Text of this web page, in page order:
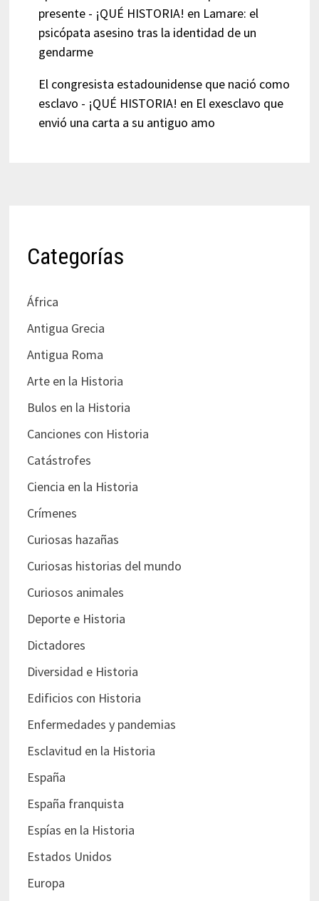
presente - ¡QUÉ HISTORIA! en Lamare: el
psicópata asesino tras la identidad de un
gendarme
El congresista estadounidense que nació como
esclavo - ¡QUÉ HISTORIA! en El exesclavo que
envió una carta a su antiguo amo
Categorías
África
Antigua Grecia
Antigua Roma
Arte en la Historia
Bulos en la Historia
Canciones con Historia
Catástrofes
Ciencia en la Historia
Crímenes
Curiosas hazañas
Curiosas historias del mundo
Curiosos animales
Deporte e Historia
Dictadores
Diversidad e Historia
Edificios con Historia
Enfermedades y pandemias
Esclavitud en la Historia
España
España franquista
Espías en la Historia
Estados Unidos
Europa